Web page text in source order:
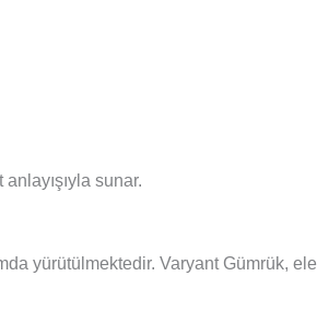
sunar.
yürütülmektedir. Varyant Gümrük,